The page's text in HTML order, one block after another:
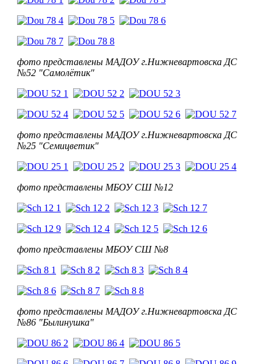
фото представлены МАДОУ г.Нижневартовска ДС
№52 "Самолётик"
фото представлены МАДОУ г.Нижневартовска ДС
№25 "Семицветик"
фото представлены МБОУ СШ №12
фото представлены МБОУ СШ №8
фото представлены МАДОУ г.Нижневартовска ДС
№86 "Былинушка"